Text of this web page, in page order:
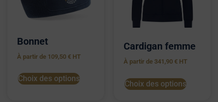
Bonnet
À partir de 109,50 € HT
Choix des options
Cardigan femme
À partir de 341,90 € HT
Choix des options